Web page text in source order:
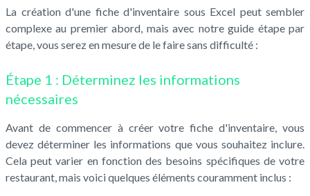
La création d'une fiche d'inventaire sous Excel peut sembler
complexe au premier abord, mais avec notre guide étape par
étape, vous serez en mesure de le faire sans difficulté :
Étape 1 : Déterminez les informations
nécessaires
Avant de commencer à créer votre fiche d'inventaire, vous
devez déterminer les informations que vous souhaitez inclure.
Cela peut varier en fonction des besoins spécifiques de votre
restaurant, mais voici quelques éléments couramment inclus :